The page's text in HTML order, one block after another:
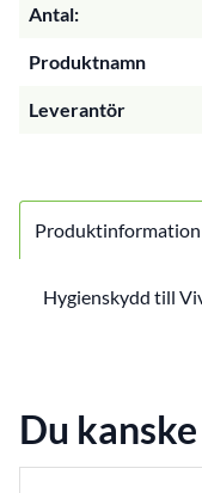
Antal:
Produktnamn
Leverantör
Produktinformation
Hygienskydd till
Du